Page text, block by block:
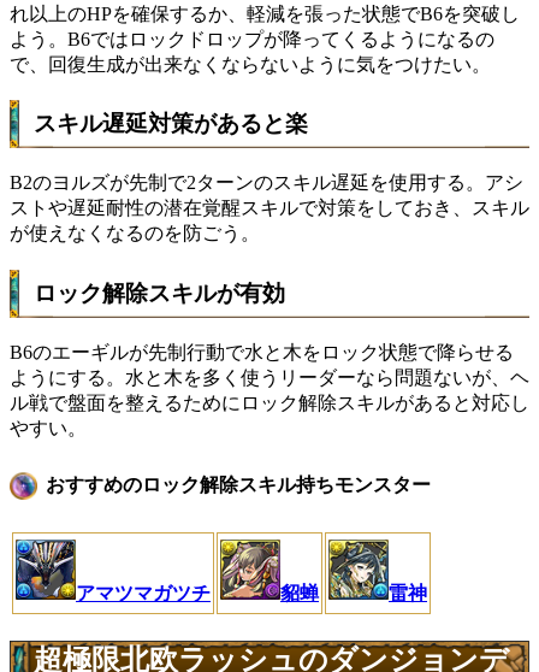
れ以上のHPを確保するか、軽減を張った状態でB6を突破し
よう。B6ではロックドロップが降ってくるようになるの
で、回復生成が出来なくならないように気をつけたい。
スキル遅延対策があると楽
B2のヨルズが先制で2ターンのスキル遅延を使用する。アシ
ストや遅延耐性の潜在覚醒スキルで対策をしておき、スキル
が使えなくなるのを防ごう。
ロック解除スキルが有効
B6のエーギルが先制行動で水と木をロック状態で降らせる
ようにする。水と木を多く使うリーダーなら問題ないが、ヘ
ル戦で盤面を整えるためにロック解除スキルがあると対応し
やすい。
おすすめのロック解除スキル持ちモンスター
アマツマガツチ 貂蝉 雷神
超極限北欧ラッシュのダンジョンデ